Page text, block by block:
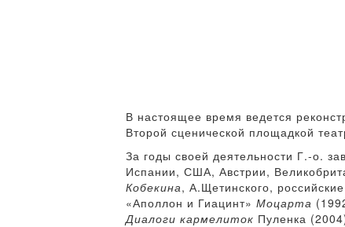
В настоящее время ведется
Второй сценической площадкой
За годы своей деятельности Г.-о.
Испании, США, Австрии,
Кобекина, А.Щетинского,
«Аполлон и Гиацинт» Моцарта
Диалоги кармелиток Пуленка